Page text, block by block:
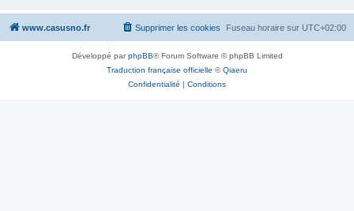
www.casusno.fr Fuseau horaire sur UTC+02:00
Supprimer les cookies
Développé parphpBB® Forum Software © phpBB Limited
Traduction française officielle ©Qiaeru
Confidentialité | Conditions